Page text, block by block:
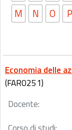
M
N O P
Economia delle
(FAR0251)
Docente: